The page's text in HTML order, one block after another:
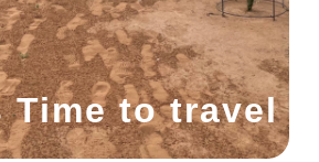
Time to travel